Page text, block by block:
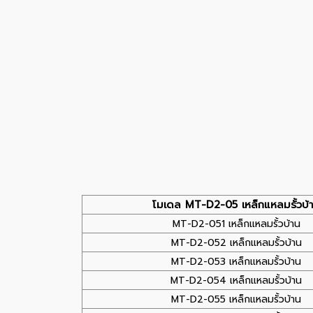
โมเดล MT-D2-05 เหล็กแหลมรั้วบ้
MT-D2-051 เหล็กแหลมรั้วบ้าน
MT-D2-052 เหล็กแหลมรั้วบ้าน
MT-D2-053 เหล็กแหลมรั้วบ้าน
MT-D2-054 เหล็กแหลมรั้วบ้าน
MT-D2-055 เหล็กแหลมรั้วบ้าน